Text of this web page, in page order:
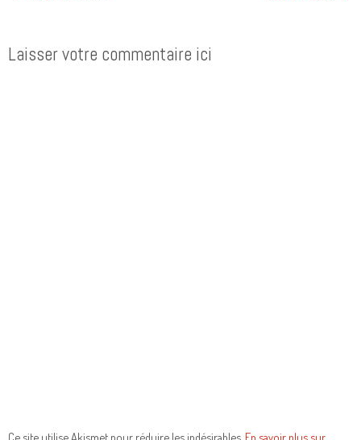
Laisser votre commentaire ici
Ce site utilise Akismet pour réduire les indésirables. En savoir plus sur